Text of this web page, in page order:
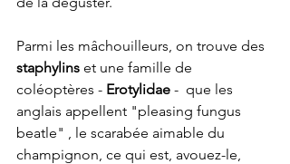
Parmi les mâchouilleurs, on trouve des
staphylins et une famille de
coléoptères - Erotylidae -  que les
anglais appellent "pleasing fungus
beatle" , le scarabée aimable du
champignon, ce qui est, avouez-le,